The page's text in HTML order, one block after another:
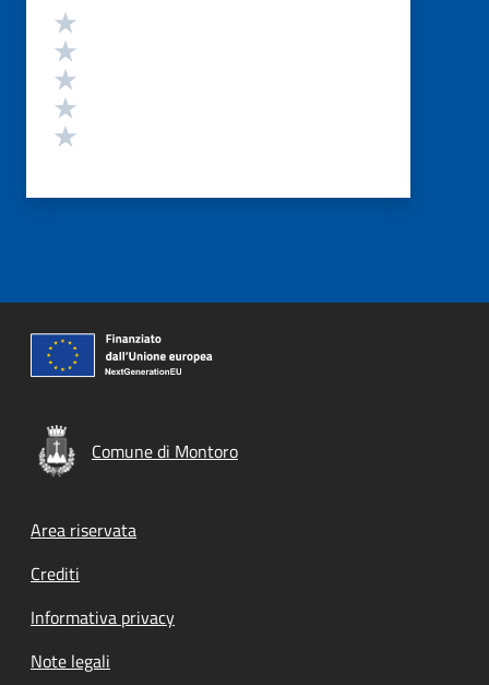
Valutazione
Comune di Montoro
Footer menu
Area riservata
Crediti
Informativa privacy
Note legali